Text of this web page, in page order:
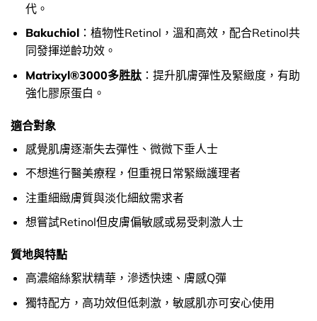
代。
Bakuchiol：植物性Retinol，溫和高效，配合Retinol共
同發揮逆齡功效。
Matrixyl®3000多胜肽：提升肌膚彈性及緊緻度，有助
強化膠原蛋白。
適合對象
感覺肌膚逐漸失去彈性、微微下垂人士
不想進行醫美療程，但重視日常緊緻護理者
注重細緻膚質與淡化細紋需求者
想嘗試Retinol但皮膚偏敏感或易受刺激人士
質地與特點
高濃縮絲絮狀精華，滲透快速、膚感Q彈
獨特配方，高功效但低刺激，敏感肌亦可安心使用